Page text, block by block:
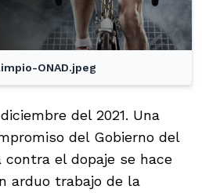
ONAD.jpeg
del 2021. Una
del Gobierno del
el dopaje se hace
arduo trabajo de la